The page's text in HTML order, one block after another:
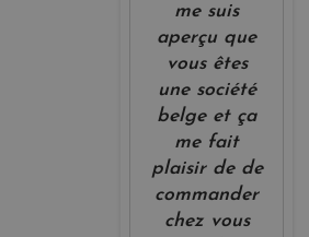
me suis
aperçu que
vous êtes
une société
belge et ça
me fait
plaisir de de
commander
chez vous